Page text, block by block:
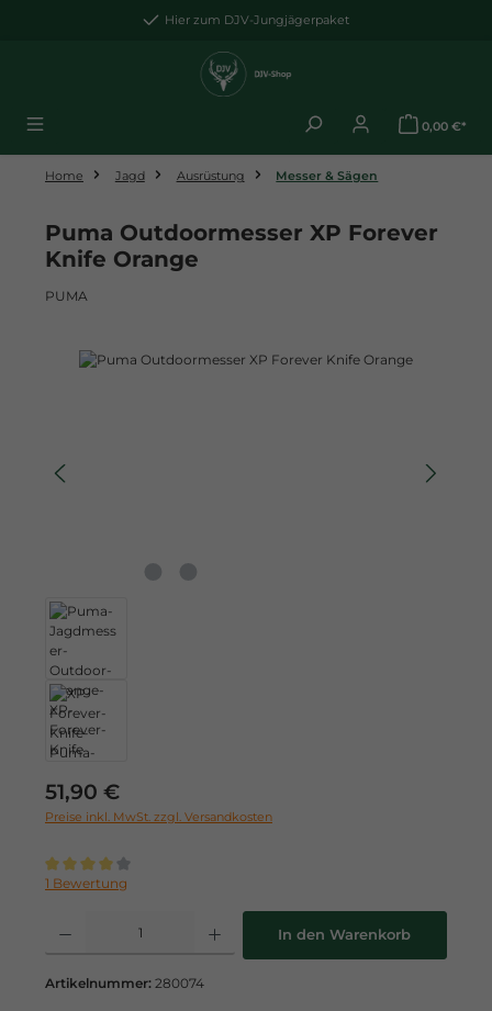
Zum Hauptinhalt springenHier zum DJV-Jungjägerpaket
0,00 €*
Home Jagd Ausrüstung Messer & Sägen
Puma Outdoormesser XP Forever
Knife Orange
PUMA
Bildergalerie überspringen
Regulärer Preis:
51,90 €
Preise inkl. MwSt. zzgl. Versandkosten
Durchschnittliche Bewertung von 4 von 5 Sternen
1 Bewertung
In den Warenkorb
Artikelnummer: 280074